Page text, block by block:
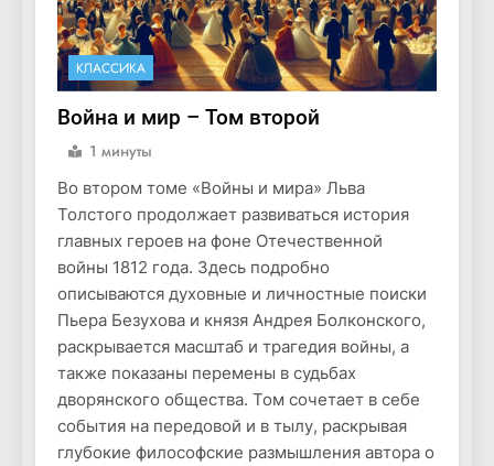
КЛАССИКА
Война и мир – Том второй
1 минуты
Во втором томе «Войны и мира» Льва
Толстого продолжает развиваться история
главных героев на фоне Отечественной
войны 1812 года. Здесь подробно
описываются духовные и личностные поиски
Пьера Безухова и князя Андрея Болконского,
раскрывается масштаб и трагедия войны, а
также показаны перемены в судьбах
дворянского общества. Том сочетает в себе
события на передовой и в тылу, раскрывая
глубокие философские размышления автора о